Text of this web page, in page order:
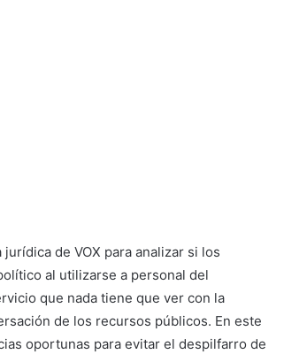
de VOX para analizar si los
al utilizarse a personal del
que nada tiene que ver con la
de los recursos públicos. En este
oportunas para evitar el despilfarro de